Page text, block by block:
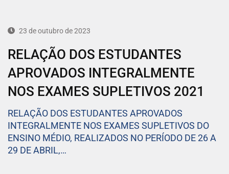
23 de outubro de 2023
RELAÇÃO DOS ESTUDANTES
APROVADOS INTEGRALMENTE
NOS EXAMES SUPLETIVOS 2021
RELAÇÃO DOS ESTUDANTES APROVADOS
INTEGRALMENTE NOS EXAMES SUPLETIVOS DO
ENSINO MÉDIO, REALIZADOS NO PERÍODO DE 26 A
29 DE ABRIL,…